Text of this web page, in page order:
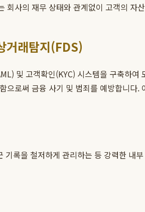
회사의 재무 상태와 관계없이 고객의 자
거래탐지(FDS)
및 고객확인(KYC) 시스템을 구축하
으로써 금융 사기 및 범죄를 예방합니다.
록을 철저하게 관리하는 등 강력한